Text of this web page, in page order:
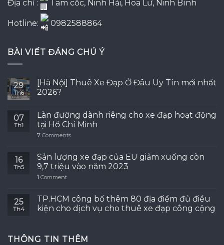
Địa chỉ : Tam cốc, Ninh Hải, Hoa Lư, Ninh Bình
Hotline: 0982588864
BÀI VIẾT ĐÁNG CHÚ Ý
29
Th6
[Hà Nội] Thuê Xe Đạp Ở Đâu Uy Tín mới nhất
2026?
07
Th1
Làn đường dành riêng cho xe đạp hoạt động
tại Hồ Chí Minh
7 Comments
16
Th5
Sản lượng xe đạp của EU giảm xuống còn
9,7 triệu vào năm 2023
1 Comment
25
Th4
TP.HCM công bố thêm 80 địa điểm đủ điều
kiện cho dịch vụ cho thuê xe đạp công cộng
THÔNG TIN THÊM